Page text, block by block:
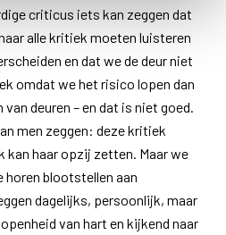
criticus iets kan zeggen dat
alle kritiek moeten luisteren
en dat we de deur niet
omdat we het risico lopen dan
deuren – en dat is niet goed.
men zeggen: deze kritiek
kan haar opzij zetten. Maar we
blootstellen aan
dagelijks, persoonlijk, maar
van hart en kijkend naar